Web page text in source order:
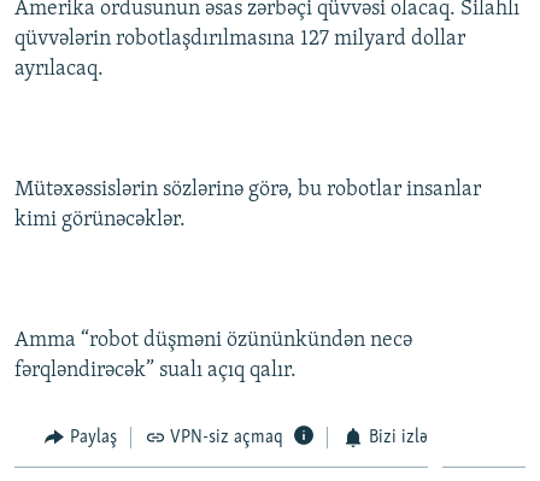
Amerika ordusunun əsas zərbəçi qüvvəsi olacaq. Silahlı
qüvvələrin robotlaşdırılmasına 127 milyard dollar
ayrılacaq.
Mütəxəssislərin sözlərinə görə, bu robotlar insanlar
kimi görünəcəklər.
Amma “robot düşməni özününkündən necə
fərqləndirəcək” sualı açıq qalır.
Paylaş VPN-siz açmaq Bizi izlə